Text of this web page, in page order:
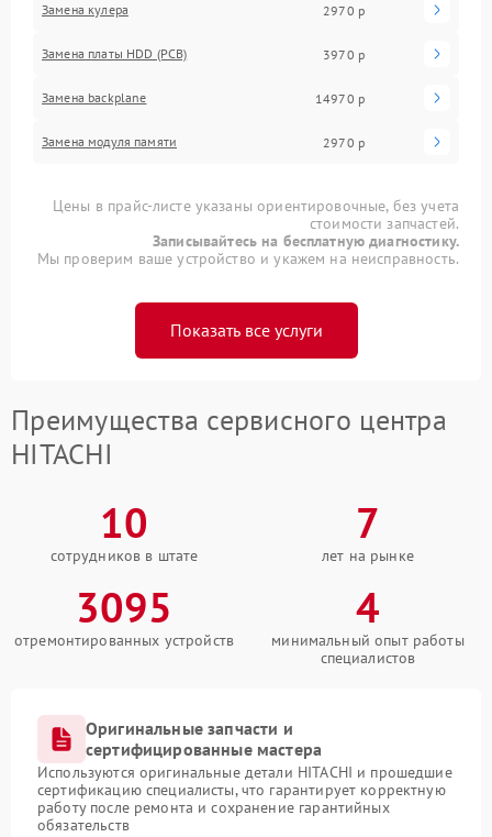
Замена кулера 2970 р
Замена платы HDD (PCB) 3970 р
Замена backplane 14970 р
Замена модуля памяти 2970 р
Цены в прайс-листе указаны ориентировочные, без учета
стоимости запчастей.
Записывайтесь на бесплатную диагностику.
Мы проверим ваше устройство и укажем на неисправность.
Показать все услуги
Преимущества сервисного центра
HITACHI
10
сотрудников в штате
7
лет на рынке
3095
отремонтированных устройств
4
минимальный опыт работы
специалистов
Оригинальные запчасти и
сертифицированные мастера
Используются оригинальные детали HITACHI и прошедшие
сертификацию специалисты, что гарантирует корректную
работу после ремонта и сохранение гарантийных
обязательств